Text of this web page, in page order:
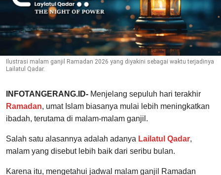
Ilustrasi malam ganjil Ramadan 2026 yang diyakini sebagai waktu terjadinya
Lailatul Qadar.
INFOTANGERANG.ID- Menjelang sepuluh hari terakhir
Ramadan, umat Islam biasanya mulai lebih meningkatkan
ibadah, terutama di malam-malam ganjil.
Salah satu alasannya adalah adanya Lailatul Qadar,
malam yang disebut lebih baik dari seribu bulan.
Karena itu, mengetahui jadwal malam ganjil Ramadan